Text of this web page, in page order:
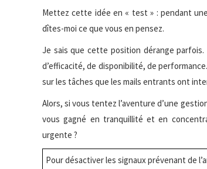
Mettez cette idée en « test » : pendant
dîtes-moi ce que vous en pensez.
Je sais que cette position dérange
d’efficacité, de disponibilité, de
sur les tâches que les mails entrants ont
Alors, si vous tentez l’aventure d’une
vous gagné en tranquillité et en
urgente ?
Pour désactiver les signaux prévenant de